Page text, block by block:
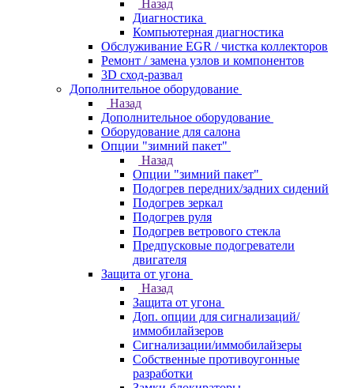
Назад
Диагностика
Компьютерная диагностика
Обслуживание EGR / чистка коллекторов
Ремонт / замена узлов и компонентов
3D сход-развал
Дополнительное оборудование
Назад
Дополнительное оборудование
Оборудование для салона
Опции "зимний пакет"
Назад
Опции "зимний пакет"
Подогрев передних/задних сидений
Подогрев зеркал
Подогрев руля
Подогрев ветрового стекла
Предпусковые подогреватели
двигателя
Защита от угона
Назад
Защита от угона
Доп. опции для сигнализаций/
иммобилайзеров
Сигнализации/иммобилайзеры
Собственные противоугонные
разработки